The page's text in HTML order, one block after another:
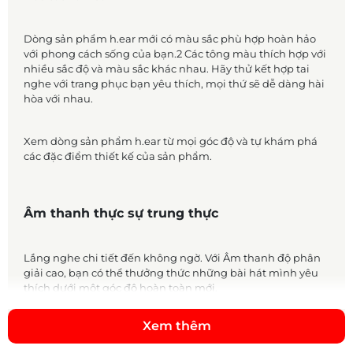
Dòng sản phẩm h.ear mới có màu sắc phù hợp hoàn hảo
với phong cách sống của bạn.2 Các tông màu thích hợp với
nhiều sắc độ và màu sắc khác nhau. Hãy thử kết hợp tai
nghe với trang phục bạn yêu thích, mọi thứ sẽ dễ dàng hài
hòa với nhau.
Xem dòng sản phẩm h.ear từ mọi góc độ và tự khám phá
các đặc điểm thiết kế của sản phẩm.
Âm thanh thực sự trung thực
Lắng nghe chi tiết đến không ngờ. Với Âm thanh độ phân
giải cao, bạn có thể thưởng thức những bài hát mình yêu
thích dưới một góc độ hoàn toàn mới.
Biểu đồ so sánh Âm thanh độ phân giải cao
Xem thêm